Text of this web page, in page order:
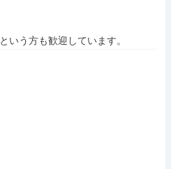
いう方も歓迎しています。